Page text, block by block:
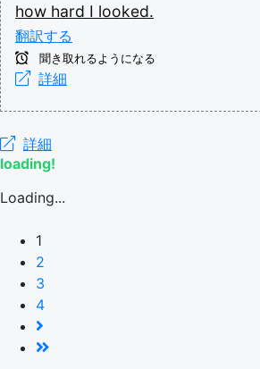
how hard I looked.
翻訳する
聞き取れるようになる
詳細
詳細
loading!
Loading...
1
2
3
4